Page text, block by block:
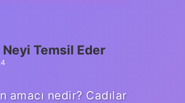
Temsil Eder
amacı nedir? Cadılar